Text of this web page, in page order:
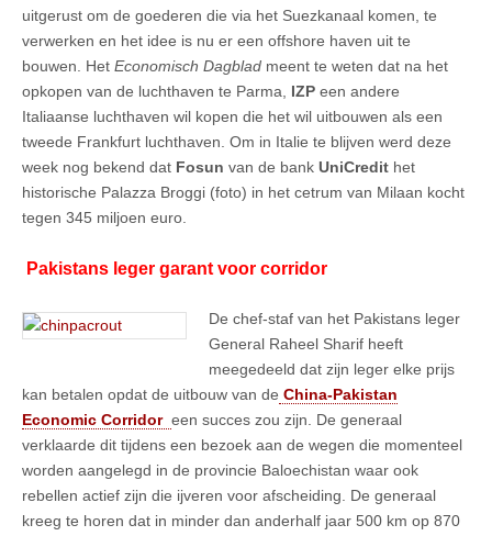
uitgerust om de goederen die via het Suezkanaal komen, te
verwerken en het idee is nu er een offshore haven uit te
bouwen. Het Economisch Dagblad meent te weten dat na het
opkopen van de luchthaven te Parma, IZP een andere
Italiaanse luchthaven wil kopen die het wil uitbouwen als een
tweede Frankfurt luchthaven. Om in Italie te blijven werd deze
week nog bekend dat Fosun van de bank UniCredit het
historische Palazza Broggi (foto) in het cetrum van Milaan kocht
tegen 345 miljoen euro.
Pakistans leger garant voor corridor
De chef-staf van het Pakistans leger
General Raheel Sharif heeft
meegedeeld dat zijn leger elke prijs
kan betalen opdat de uitbouw van de China-Pakistan
Economic Corridor een succes zou zijn. De generaal
verklaarde dit tijdens een bezoek aan de wegen die momenteel
worden aangelegd in de provincie Baloechistan waar ook
rebellen actief zijn die ijveren voor afscheiding. De generaal
kreeg te horen dat in minder dan anderhalf jaar 500 km op 870